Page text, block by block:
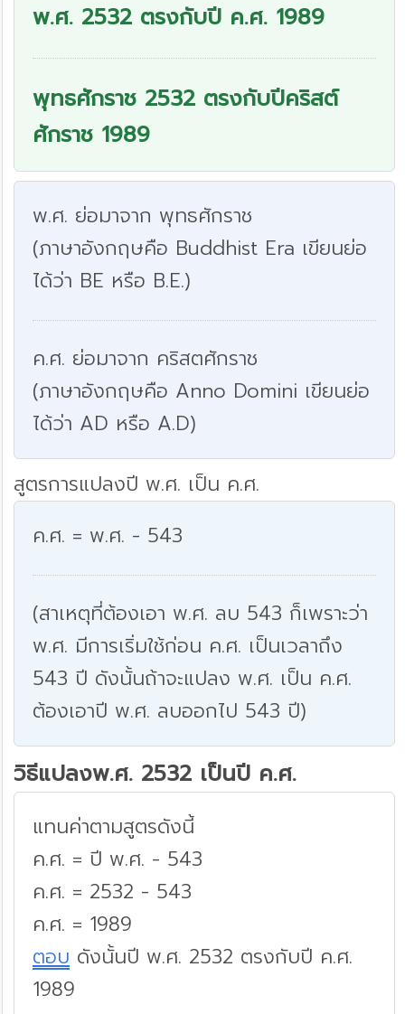
พ.ศ. 2532 ตรงกับปี ค.ศ. 1989
พุทธศักราช 2532 ตรงกับปีคริสต์
ศักราช 1989
พ.ศ. ย่อมาจาก พุทธศักราช
(ภาษาอังกฤษคือ Buddhist Era เขียนย่อ
ได้ว่า BE หรือ B.E.)
ค.ศ. ย่อมาจาก คริสตศักราช
(ภาษาอังกฤษคือ Anno Domini เขียนย่อ
ได้ว่า AD หรือ A.D)
สูตรการแปลงปี พ.ศ. เป็น ค.ศ.
ค.ศ. = พ.ศ. - 543
(สาเหตุที่ต้องเอา พ.ศ. ลบ 543 ก็เพราะว่า
พ.ศ. มีการเริ่มใช้ก่อน ค.ศ. เป็นเวลาถึง
543 ปี ดังนั้นถ้าจะแปลง พ.ศ. เป็น ค.ศ.
ต้องเอาปี พ.ศ. ลบออกไป 543 ปี)
วิธีแปลงพ.ศ. 2532 เป็นปี ค.ศ.
แทนค่าตามสูตรดังนี้
ค.ศ. = ปี พ.ศ. - 543
ค.ศ. = 2532 - 543
ค.ศ. = 1989
ตอบ ดังนั้นปี พ.ศ. 2532 ตรงกับปี ค.ศ.
1989